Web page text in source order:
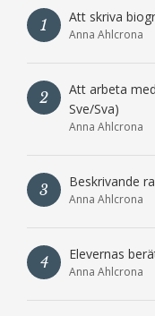
1 Att skriva
Anna Ahlcrona
2
Att arbeta
Sve/Sva)
Anna Ahlcrona
3 Beskrivande
Anna Ahlcrona
4 Elevernas
Anna Ahlcrona